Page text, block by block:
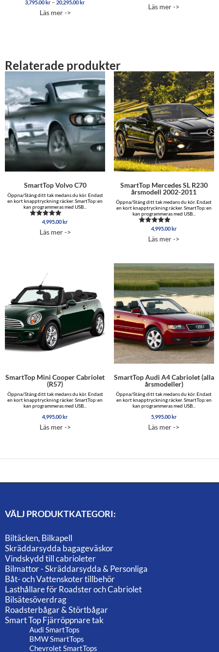
Betygsatt
av 5
3,795.00 kr – 20,295.00 krPrisintervall:
Läs mer ->
av 5
Läs mer ->
Relaterade produkter
SmartTop Volvo C70
Öppna/Stäng ditt tak medans du kör. Endast
en kort knapptryckning räcker. SmartTop:en
kan programmeras med USB...
Betygsatt
av 5
4,995.00 kr
Läs mer ->
SmartTop Mercedes SL R230
årsmodell 2002-2011
Öppna/Stäng ditt tak medans du kör. Endast
en kort knapptryckning räcker. SmartTop:en
kan programmeras med USB...
Betygsatt
av 5
4,995.00kr
Läs mer ->
SmartTop Mini Cooper Cabriolet
(R57)
Öppna/Stäng ditt tak medans du kör. Endast
en kort knapptryckning räcker. SmartTop:en
kan programmeras med USB...
4,995.00 kr
Läs mer ->
SmartTop Audi A4 Cabriolet (alla
årsmodeller)
Öppna/Stäng ditt tak medans du kör. Endast
en kort knapptryckning räcker. SmartTop:en
kan programmeras med USB...
5,995.00 kr
Läs mer ->
VÄLJ PRODUKTKATEGORI:
Biltäcken, Bilkapell
Skräddarsydda bagageväskor
Vindskydd till cabrioleter
Bilmattor - Skräddarsydda & Personliga
Båt- och Vattenskoter tillbehör
Lasthållare för Roadster och Cabriolet
Bilsätesöverdrag
Roadsterbågar & Störtbågar
Smart Top Fjärröppnare tak
Audi SmartTops
BMW SmartTops
Chevrolet SmartTops